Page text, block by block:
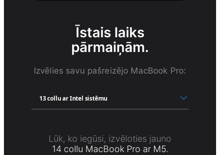
Īstais laiks
pārmaiņām.
Izvēlies savu pašreizējo MacBook Pro:
Lūk, ko iegūsi, izvēloties jauno
14 collu MacBook Pro ar M5.